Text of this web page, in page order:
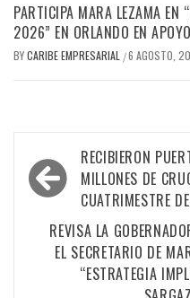
PARTICIPA MARA LEZAMA EN
2026” EN ORLANDO EN
BYCARIBE EMPRESARIAL /6 AGOSTO,
Navegación
de
entradas
RECIBIERON
MILLONES DE
CUATRIMESTRE
REVISA LA
EL SECRETARIO DE
“ESTRATEGIA